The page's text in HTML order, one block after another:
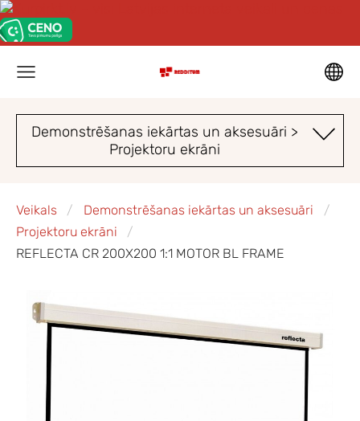
Demonstrēšanas iekārtas un aksesuāri >
Projektoru ekrāni
Veikals
Demonstrēšanas iekārtas un aksesuāri
Projektoru ekrāni
REFLECTA CR 200X200 1:1 MOTOR BL FRAME